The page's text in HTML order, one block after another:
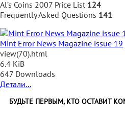
Al’s Coins 2007 Price List 124
Frequently Asked Questions 141
Mint Error News Magazine issue 19
view(70).html
6.4 KiB
647 Downloads
Детали...
БУДЬТЕ ПЕРВЫМ, КТО ОСТАВИТ